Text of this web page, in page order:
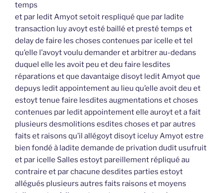
temps
et par ledit Amyot setoit respliqué que par ladite
transaction luy avoyt esté baillé et presté temps et
delay de faire les choses contenues par icelle et tel
qu’elle l’avoyt voulu demander et arbitrer au-dedans
duquel elle les avoit peu et deu faire lesdites
réparations et que davantaige disoyt ledit Amyot que
depuys ledit appointement au lieu qu’elle avoit deu et
estoyt tenue faire lesdites augmentations et choses
contenues par ledit appointement elle auroyt et a fait
plusieurs desmolitions esdites choses et par autres
faits et raisons qu’il allégoyt disoyt iceluy Amyot estre
bien fondé à ladite demande de privation dudit usufruit
et par icelle Salles estoyt pareillement répliqué au
contraire et par chacune desdites parties estoyt
allégués plusieurs autres faits raisons et moyens